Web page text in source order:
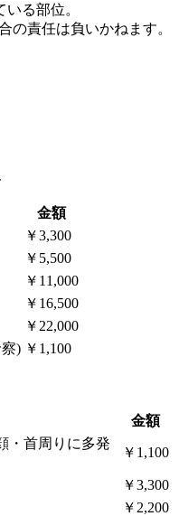
る部位。
の責任は負いかねます。
金額
￥3,300
￥5,500
￥11,000
￥16,500
￥22,000
) ￥1,100
金額
・首周りに多発
￥1,100
￥3,300
￥2,200